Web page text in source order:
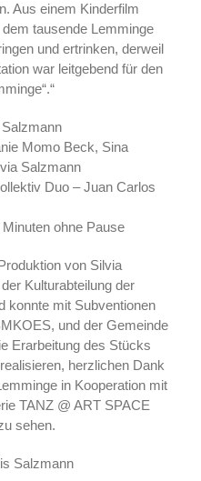
Aus einem Kinderfilm
tausende Lemminge
und ertrinken, derweil
war leitgebend für den
Momo Beck, Sina
Salzmann
– Juan Carlos
ohne Pause
von Silvia
Kulturabteilung der
konnte mit Subventionen
und der Gemeinde
Erarbeitung des Stücks
herzlichen Dank
in Kooperation mit
TANZ @ ART SPACE
sehen.
Salzmann